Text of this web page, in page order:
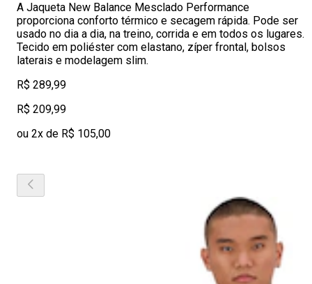
A Jaqueta New Balance Mesclado Performance
proporciona conforto térmico e secagem rápida. Pode ser
usado no dia a dia, na treino, corrida e em todos os lugares.
Tecido em poliéster com elastano, zíper frontal, bolsos
laterais e modelagem slim.
R$ 289,99
R$ 209,99
ou 2x de R$ 105,00